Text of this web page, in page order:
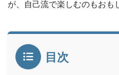
が、自己流で楽しむのもおも
目次